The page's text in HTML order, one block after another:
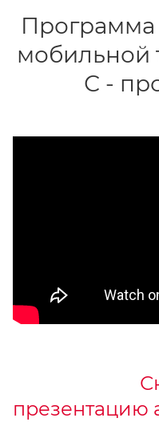
Программа
мобильной
С -
презентацию